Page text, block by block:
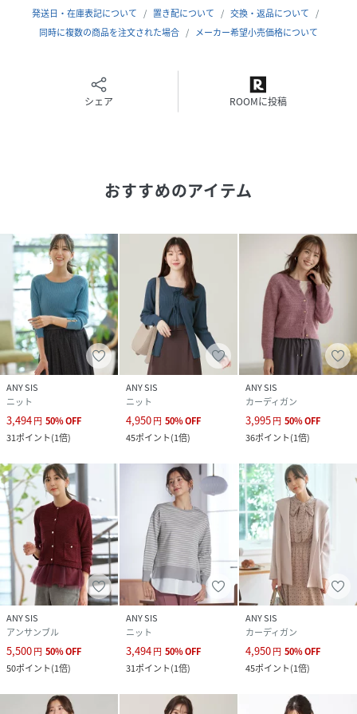
クラシカル #上品 #きれいめコーデ #きれいめスタイル #フ
ェミニン #カジュアル #洗える #ウォッシャブル
ークピンク:[カーディガン]レーヨン:76%,ナイロ
サイズ
クリーニング
【本体のみ】40℃まで手洗い可 塩素系漂白不可
タンブル乾燥不可 日陰平干し乾燥 アイロンは
120℃まで 弱いドライクリーニング可 弱いウェ
ットクリーニング可
【インナー】40℃まで手洗い可 塩素系漂白不可
タンブル乾燥不可 日陰平干し乾燥 アイロンは
120℃まで 弱いドライクリーニング可 弱いウェ
ットクリーニング可
品番
MS1099_KRWPCA0982
KRWPCA0982-1-1 MS1099
発送日・在庫表記について 置き配について
交換・返品について
同時に複数の商品を注文された場合
メーカー希望小売価格について
シェア ROOMに投稿
おすすめのアイテム
ANY SIS
ニット
3,494円 50%OFF
31ポイント(1倍)
ANY SIS
ニット
4,950円 50%OFF
45ポイント(1倍)
ANY SIS
カーディガン
3,995円 50%OFF
36ポイント(1倍)
ANY SIS
アンサンブル
5,500円 50%OFF
50ポイント(1倍)
ANY SIS
ニット
3,494円 50%OFF
31ポイント(1倍)
ANY SIS
カーディガン
4,950円 50%OFF
45ポイント(1倍)